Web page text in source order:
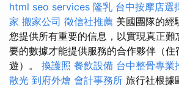
html seo services 隆乳 台中按摩店選
家 搬家公司 徵信社推薦 美國團隊的經
您提供所有重要的信息，以實現真正
要的數據才能提供服務的合作夥伴（
遊）。 換護照 餐飲設備 台中整骨專業
散光 到府外燴 會計事務所 旅行社根據